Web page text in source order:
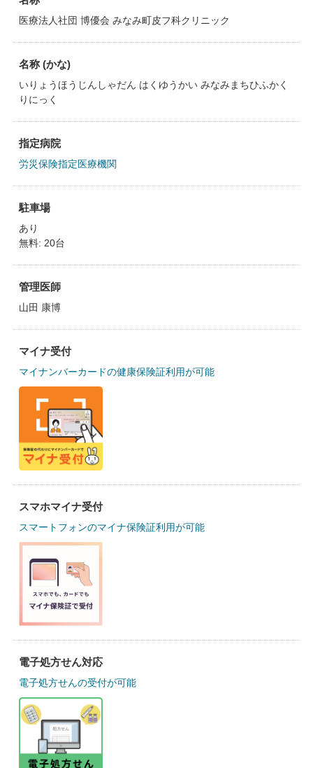
医療法人社団 博優会 みなみ町皮フ科クリニック
名称 (かな)
いりょうほうじんしゃだん はくゆうかい みなみまちひふかく
りにっく
指定病院
労災保険指定医療機関
駐車場
あり
無料: 20台
管理医師
山田 康博
マイナ受付
マイナンバーカードの健康保険証利用が可能
スマホマイナ受付
スマートフォンのマイナ保険証利用が可能
電子処方せん対応
電子処方せんの受付が可能